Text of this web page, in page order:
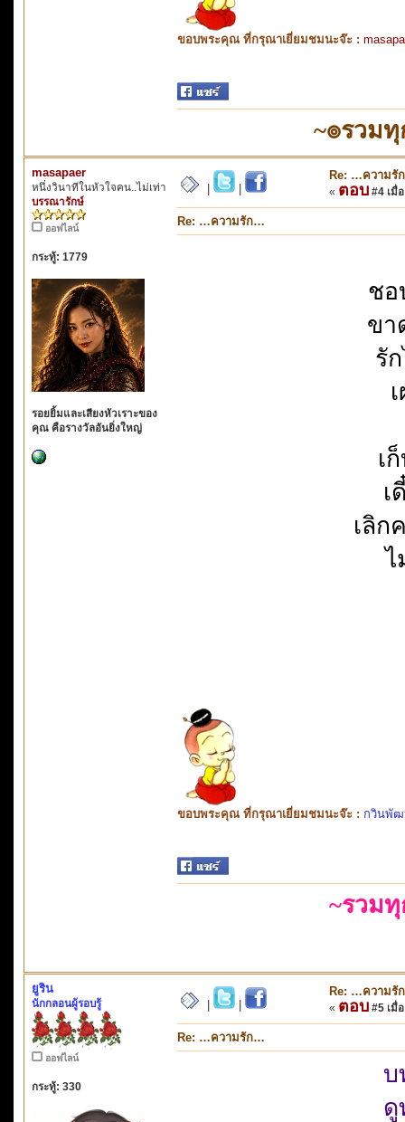
ขอบพระคุณ ที่กรุณาเยี่ยมชมนะจ๊ะ :
~๏รวม
masapaer
หนึ่งวินาทีในหัวใจคน..ไม่เท่า
บรรณารักษ์
ออฟไลน์
กระทู้: 1779
รอยยิ้มและเสียงหัวเราะของ
คุณ คือรางวัลอันยิ่งใหญ่
Re: …ความรั
« ตอบ #4 เมื่
Re: …ความรัก…
ชอ
ขา
รั
เ
เ
เลิก
ไ
ขอบพระคุณ ที่กรุณาเยี่ยมชมนะจ๊ะ : กวินพั
~รวม
ยูริน
นักกลอนผู้รอบรู้
ออฟไลน์
กระทู้: 330
Re: …ความรั
« ตอบ #5 เมื่
Re: …ความรัก…
บ
ดู